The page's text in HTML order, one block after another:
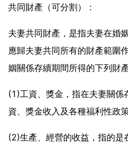
共同財產（可分割）：
夫妻共同財產，是指夫妻在婚
應歸夫妻共同所有的財產範圍
姻關係存續期間所得的下列財
(1)工資、獎金，指在夫妻關係
資、獎金收入及各種福利性政
(2)生產、經營的收益，指的是